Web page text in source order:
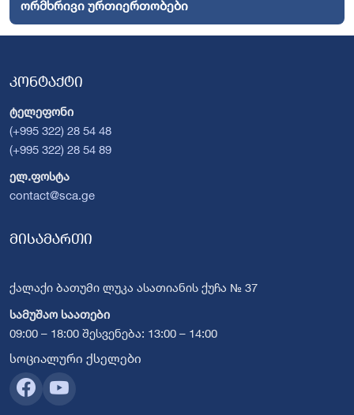
ორმხრივი ურთიერთობები
კონტაქტი
ტელეფონი
(+995 322) 28 54 48
(+995 322) 28 54 89
ელ.ფოსტა
contact@sca.ge
მისამართი
ქალაქი ბათუმი ლუკა ასათიანის ქუჩა № 37
სამუშაო საათები
09:00 – 18:00 შესვენება: 13:00 – 14:00
სოციალური ქსელები